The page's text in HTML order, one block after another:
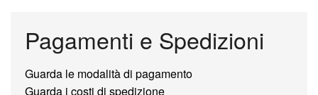
Pagamenti e Spedizioni
Guarda le modalità di pagamento
Guarda i costi di spedizione